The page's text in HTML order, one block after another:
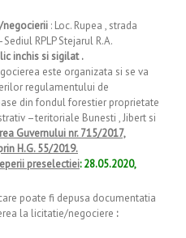
/negocierii : Loc. Rupea , strada
RPLP Stejarul R.A.
inchis si sigilat .
este organizata si se va
regulamentului de
din fondul forestier proprietate
–teritoriale Bunesti , Jibert si
Guvernului nr. 715/2017,
H.G. 55/2019.
preselectiei: 28.05.2020,
poate fi depusa documentatia
la licitatie/negociere :